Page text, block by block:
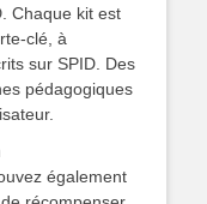
Chaque kit est
clé, à
sur SPID. Des
pédagogiques
également